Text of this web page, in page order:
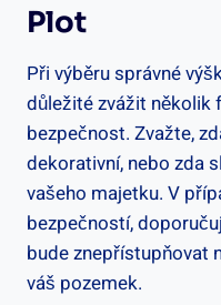
Plot
Při⁤ výběru správné
důležité zvážit několik
bezpečnost. ‍Zvažte,
dekorativní, nebo zda
vašeho majetku. V
bezpečností,
bude znepřístupňovat
váš pozemek.